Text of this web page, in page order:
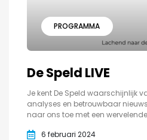
PROGRAMMA
De Speld LIVE
Je kent De Speld waarschijnlijk
analyses en betrouwbaar
naar ons toe met een
6 februari 2024